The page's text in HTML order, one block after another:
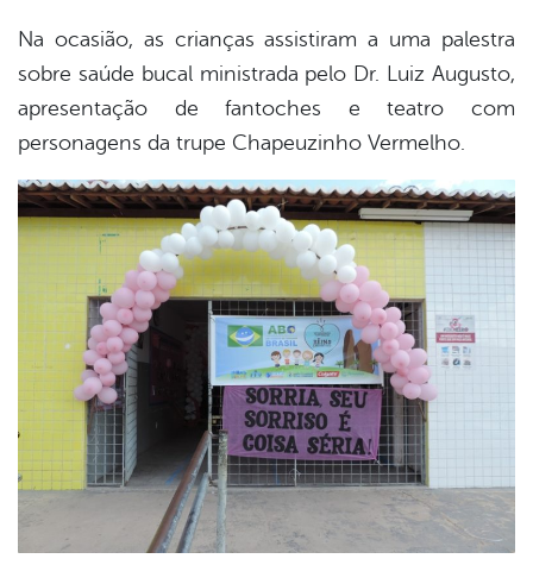
Na ocasião, as crianças assistiram a uma palestra
sobre saúde bucal ministrada pelo Dr. Luiz Augusto,
apresentação de fantoches e teatro com
personagens da trupe Chapeuzinho Vermelho.